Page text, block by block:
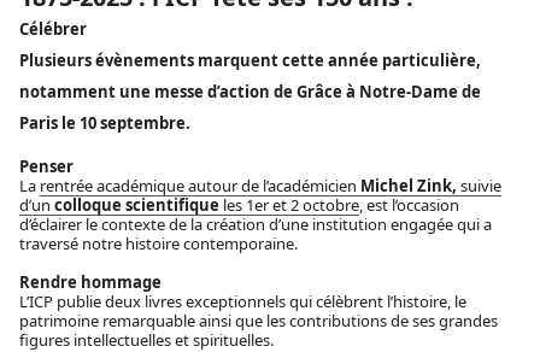
Célébrer
Plusieurs évènements marquent cette année particulière,
notamment une messe d’action de Grâce à Notre-Dame de
Paris le 10 septembre.
Penser
La rentrée académique autour de l’académicien Michel Zink, suivie
d’un colloque scientifique les 1er et 2 octobre, est l’occasion
d’éclairer le contexte de la création d’une institution engagée qui a
traversé notre histoire contemporaine.
Rendre hommage
L’ICP publie deux livres exceptionnels qui célèbrent l’histoire, le
patrimoine remarquable ainsi que les contributions de ses grandes
figures intellectuelles et spirituelles.